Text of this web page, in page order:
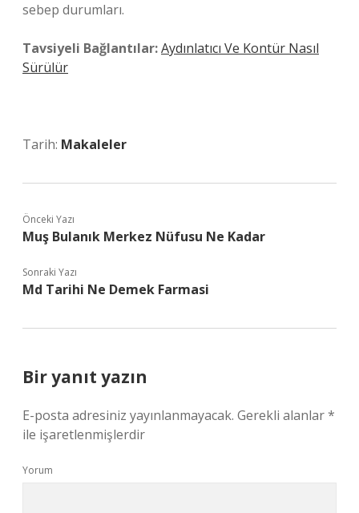
sebep durumları.
Tavsiyeli Bağlantılar:Aydınlatıcı Ve Kontür Nasıl
Sürülür
Tarih: Makaleler
Önceki Yazı
Muş Bulanık Merkez Nüfusu Ne Kadar
Sonraki Yazı
Md Tarihi Ne Demek Farmasi
Bir yanıt yazın
E-posta adresiniz yayınlanmayacak. Gerekli alanlar*
ile işaretlenmişlerdir
Yorum